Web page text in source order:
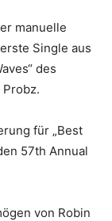
manuelle
Single aus
des
für „Best
57th Annual
von Robin